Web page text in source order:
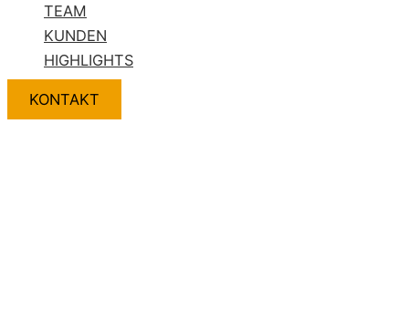
TEAM
KUNDEN
HIGHLIGHTS
KONTAKT